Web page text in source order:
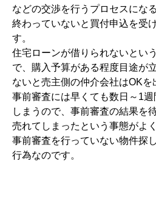
などの交渉を行うプロセスにな
終わっていないと買付申込を受
す。
住宅ローンが借りられないとい
で、購入予算がある程度目途が
ないと売主側の仲介会社はOKを
事前審査には早くても数日～1
しまうので、事前審査の結果を
売れてしまったという事態がよ
事前審査を行っていない物件探
行為なのです。